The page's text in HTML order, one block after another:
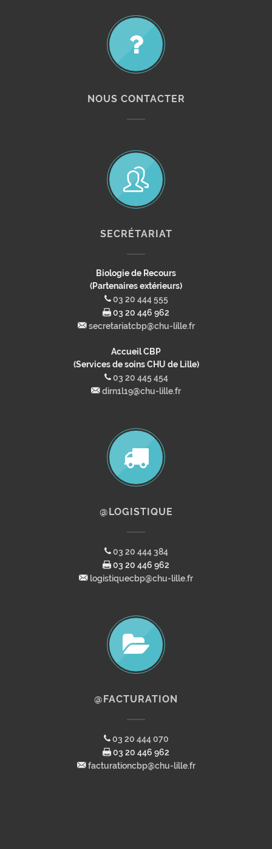
NOUS CONTACTER
SECRÉTARIAT
Biologie de Recours
(Partenaires extérieurs)
03 20 444 555
03 20 446 962
secretariatcbp@chu-lille.fr
Accueil CBP
(Services de soins CHU de Lille)
03 20 445 454
dirn1l19@chu-lille.fr
@LOGISTIQUE
03 20 444 384
03 20 446 962
logistiquecbp@chu-lille.fr
@FACTURATION
03 20 444 070
03 20 446 962
facturationcbp@chu-lille.fr